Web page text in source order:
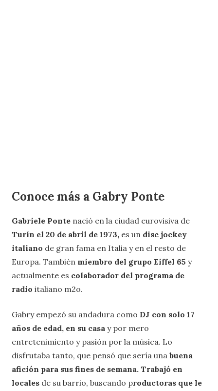
Conoce más a Gabry Ponte
Gabriele Ponte nació en la ciudad eurovisiva de
Turín el 20 de abril de 1973, es un disc jockey
italiano de gran fama en Italia y en el resto de
Europa. También miembro del grupo Eiffel 65 y
actualmente es colaborador del programa de
radio italiano m2o.
Gabry empezó su andadura como DJ con solo 17
años de edad, en su casa y por mero
entretenimiento y pasión por la música. Lo
disfrutaba tanto, que pensó que sería una buena
afición para sus fines de semana. Trabajó en
locales de su barrio, buscando productoras que le